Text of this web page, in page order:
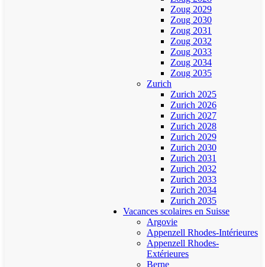
Zoug 2029
Zoug 2030
Zoug 2031
Zoug 2032
Zoug 2033
Zoug 2034
Zoug 2035
Zurich
Zurich 2025
Zurich 2026
Zurich 2027
Zurich 2028
Zurich 2029
Zurich 2030
Zurich 2031
Zurich 2032
Zurich 2033
Zurich 2034
Zurich 2035
Vacances scolaires en Suisse
Argovie
Appenzell Rhodes-Intérieures
Appenzell Rhodes-
Extérieures
Berne